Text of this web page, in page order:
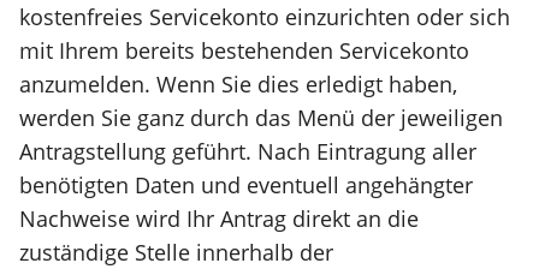
kostenfreies Servicekonto einzurichten oder sich
mit Ihrem bereits bestehenden Servicekonto
anzumelden. Wenn Sie dies erledigt haben,
werden Sie ganz durch das Menü der jeweiligen
Antragstellung geführt. Nach Eintragung aller
benötigten Daten und eventuell angehängter
Nachweise wird Ihr Antrag direkt an die
zuständige Stelle innerhalb der